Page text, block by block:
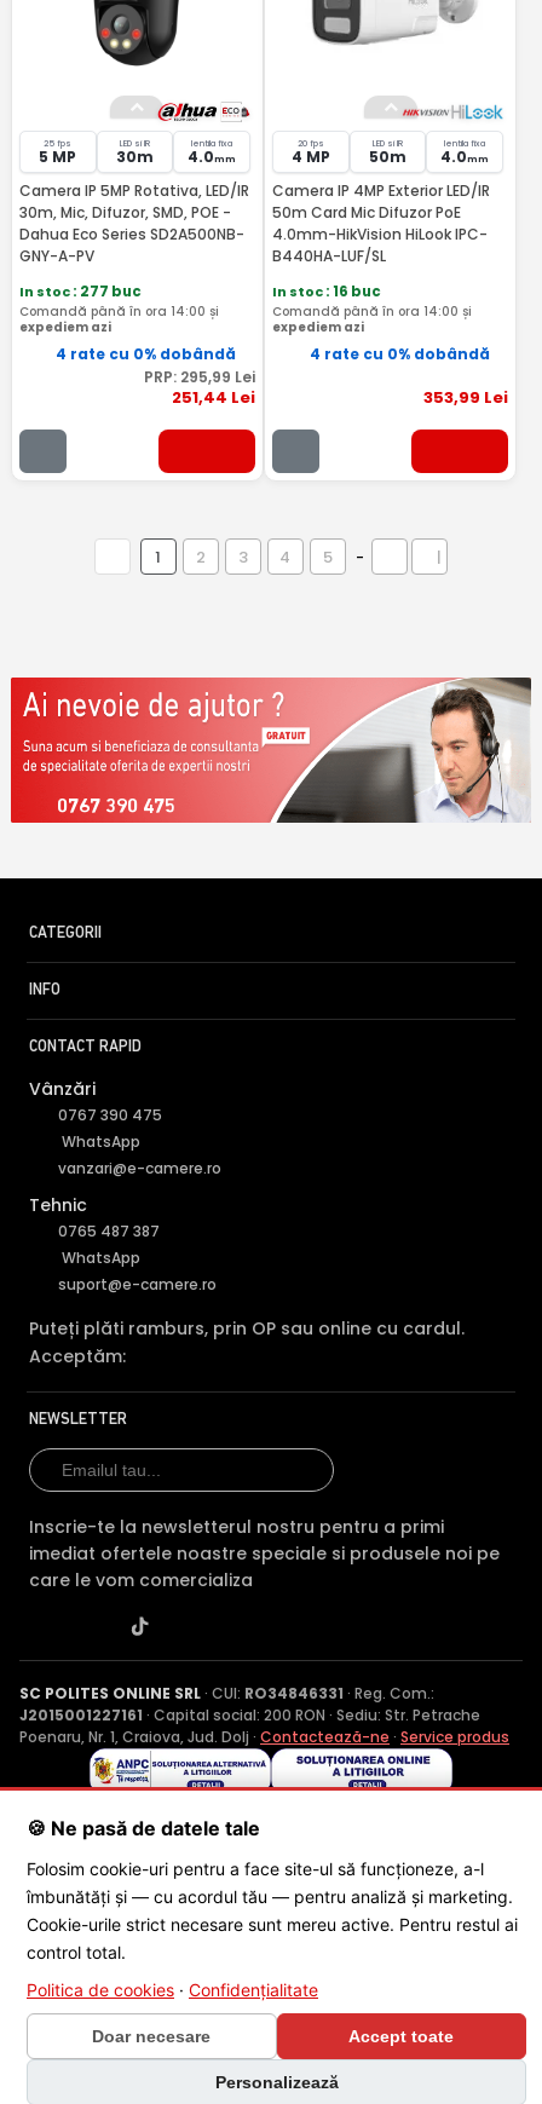
25 fps
5 MP
LED si IR
30m
lentila fixa
4.0mm
Camera IP 5MP Rotativa, LED/IR
30m, Mic, Difuzor, SMD, POE -
Dahua Eco Series SD2A500NB-
GNY-A-PV
In stoc: 277 buc
Comandă până în ora 14:00 și
expediem azi
4 rate cu 0% dobândă
PRP: 295,99 Lei
251,44 Lei
20 fps
4 MP
LED si IR
50m
lentila fixa
4.0mm
Camera IP 4MP Exterior LED/IR
50m Card Mic Difuzor PoE
4.0mm-HikVision HiLook IPC-
B440HA-LUF/SL
In stoc: 16 buc
Comandă până în ora 14:00 și
expediem azi
4 rate cu 0% dobândă
353,99 Lei
1 2 3 4 5 - |
0767 390 475
CATEGORII
INFO
CONTACT RAPID
Vânzări
0767 390 475
WhatsApp
vanzari@e-camere.ro
Tehnic
0765 487 387
WhatsApp
suport@e-camere.ro
Puteți plăti ramburs, prin OP sau online cu cardul.
Acceptăm:
NEWSLETTER
Inscrie-te la newsletterul nostru pentru a primi
imediat ofertele noastre speciale si produsele noi pe
care le vom comercializa
SC POLITES ONLINE SRL· CUI: RO34846331 · Reg. Com.:
J2015001227161 · Capital social: 200 RON · Sediu: Str. Petrache
Poenaru, Nr. 1, Craiova, Jud. Dolj · Contactează-ne · Service produs
© 2026 SC POLITES ONLINE SRL
🍪 Ne pasă de datele tale
Folosim cookie-uri pentru a face site-ul să funcționeze, a-l
îmbunătăți și — cu acordul tău — pentru analiză și marketing.
Cookie-urile strict necesare sunt mereu active. Pentru restul ai
control total.
Politica de cookies · Confidențialitate
Doar necesare
Personalizează
Accept toate
×
🎁 CONCURS SĂPTĂMÂNAL
Câștigă o cameră Dahua Wi-Fi 6 în
fiecare săptămână